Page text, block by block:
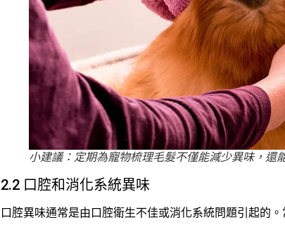
小建議：定期為寵物梳理毛髮不僅能減少異味，還
2.2 口腔和消化系統異味
口腔異味通常是由口腔衛生不佳或消化系統問題引起的。